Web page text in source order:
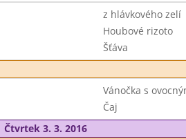
z hlávkového zelí
Houbové rizoto
Šťáva
Vánočka s
Čaj
Čtvrtek 3. 3. 2016